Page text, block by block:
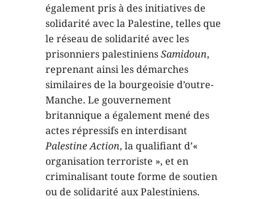
également pris à des initiatives de
solidarité avec la Palestine, telles que
le réseau de solidarité avec les
prisonniers palestiniensSamidoun,
reprenant ainsi les démarches
similaires de la bourgeoisie d’outre-
Manche. Le gouvernement
britannique a également mené des
actes répressifs en interdisant
Palestine Action, la qualifiant d’«
organisation terroriste », et en
criminalisant toute forme de soutien
ou de solidarité aux Palestiniens.